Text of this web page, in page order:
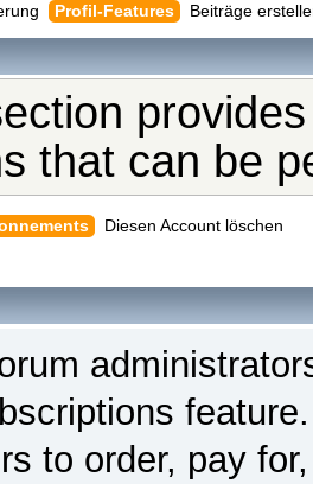
Profil-Features Beiträge
that can be
Diesen Account löschen
to order, pay